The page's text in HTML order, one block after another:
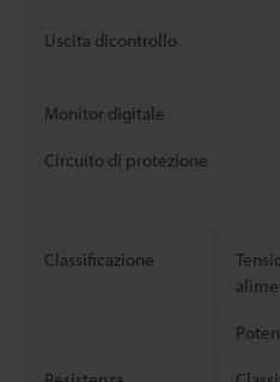
Uscita dicontrollo
Monitor digitale
Circuito di protezione
Classificazione